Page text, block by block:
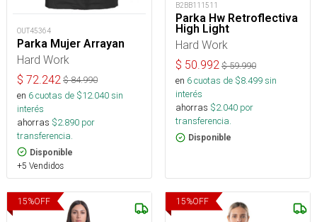
OUT45364
Parka Mujer Arrayan
Hard Work
$ 72.242 $84.990
en 6cuotas de $12.040sin
interés
ahorras $2.890 por
transferencia.
Disponible
+5 Vendidos
B2BB111511
Parka Hw Retroflectiva
High Light
Hard Work
$ 50.992 $59.990
en 6cuotas de $8.499sin
interés
ahorras $2.040 por
transferencia.
Disponible
15%OFF 15%OFF